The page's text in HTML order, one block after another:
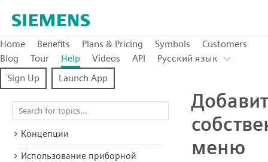
Home Benefits Plans & Pricing Symbols
Customers
Blog
Tour Help Videos API
Pусский язык
Sign Up
Launch App
Концепции
Использование приборной
меню